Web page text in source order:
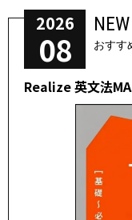
2026
08 おすす
Realize 英文法